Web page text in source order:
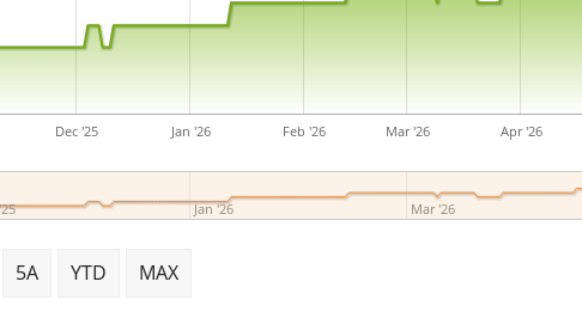
Dec '25 Jan '26 Feb '26 Mar '26 Apr '26
Jan '26 Mar '26
5A YTD MAX